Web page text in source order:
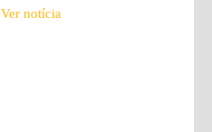
Ver notícia